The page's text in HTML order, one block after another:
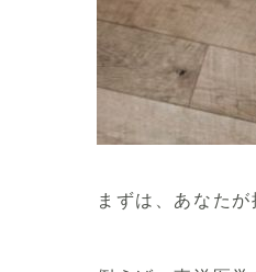
まずは、あなた